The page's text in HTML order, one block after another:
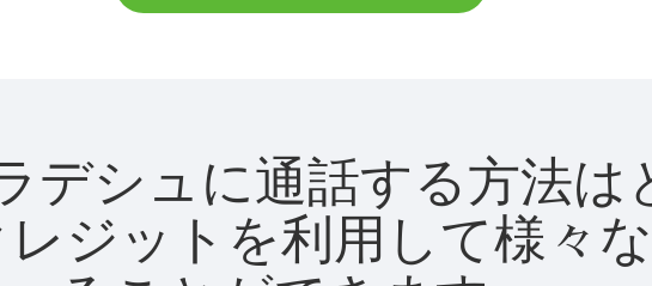
デシュに通話する方法は
ジットを利用して様々